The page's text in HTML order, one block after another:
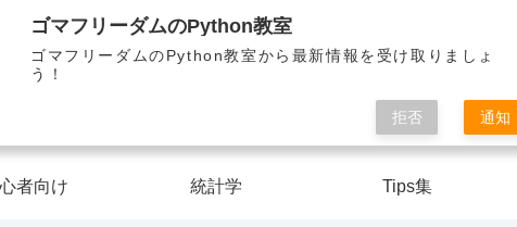
Pythonを楽しく学んで人生を切り開こう！
ゴマフリーダムのPython教室
者向け 統計学 Tips集
ゴマフリーダムのPython教室
ゴマフリーダムのPython教室から最新情報を受け取りましょ
う！
拒否 通知